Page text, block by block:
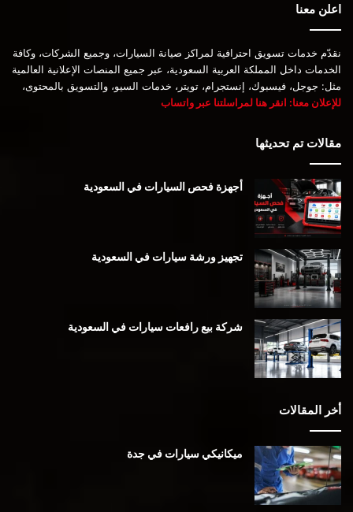
اعلن معنا
نقدّم خدمات تسويق احترافية لمراكز صيانة السيارات، وجميع الشركات، وكافة
الخدمات داخل المملكة العربية السعودية، عبر جميع المنصات الإعلانية العالمية
مثل: جوجل، فيسبوك، إنستجرام، تويتر، خدمات السيو، والتسويق بالمحتوى،
للإعلان معنا: انقر هنا لمراسلتنا عبر واتساب
مقالات تم تحديثها
أجهزة فحص السيارات في السعودية
تجهيز ورشة سيارات في السعودية
شركة بيع رافعات سيارات في السعودية
أخر المقالات
ميكانيكي سيارات في جدة